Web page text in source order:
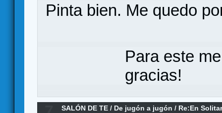
Pinta bien. Me quedo
Para este
gracias!
SALÓN DE TE / De jugón a jugón / Re:En